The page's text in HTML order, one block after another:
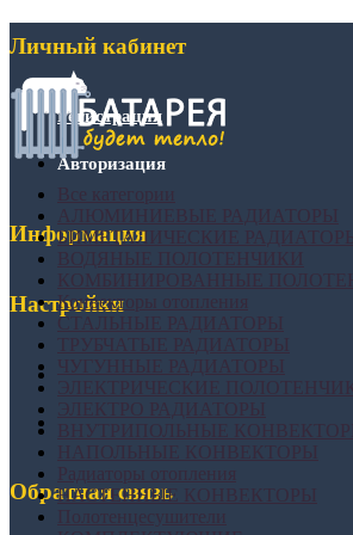
Личный кабинет
Регистрация
Авторизация
Информация
Настройки
Обратная связь
БИМЕТАЛИЧЕСКИЕ РАДИАТОРЫ
Конвекторы отопления
СТАЛЬНЫЕ РАДИАТОРЫ
НАСТЕННЫЕ КОНВЕКТОРЫ